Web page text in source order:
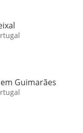
Guimarães